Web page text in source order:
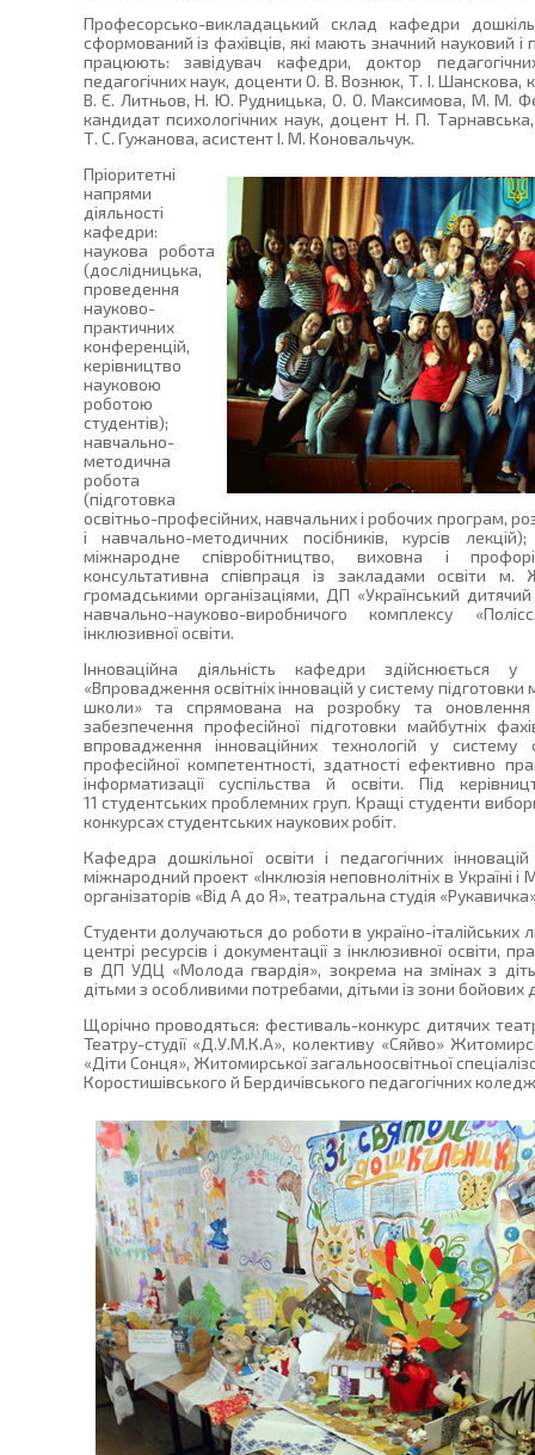
Професорсько-викладацький склад кафедри
сформований із фахівців, які мають значний науковий
працюють: завідувач кафедри, доктор
педагогічних наук, доценти О. В. Вознюк, Т. І. Шанскова,
В. Є. Литньов, Н. Ю. Рудницька, О. О. Максимова, М. М.
кандидат психологічних наук, доцент Н. П.
Т. С. Гужанова, асистент І. М. Коновальчук.
Пріоритетні
напрями
діяльності
кафедри:
наукова робота
(дослідницька,
проведення
науково-
практичних
конференцій,
керівництво
науковою
роботою
студентів);
навчально-
методична
робота
(підготовка
освітньо-професійних, навчальних і робочих програм,
і навчально-методичних посібників, курсів лекцій);
міжнародне співробітництво, виховна і
консультативна співпраця із закладами освіти
громадськими організаціями, ДП «Український
навчально-науково-виробничого комплексу
інклюзивної освіти.
Інноваційна діяльність кафедри здійснюється
«Впровадження освітніх інновацій у систему
школи» та спрямована на розробку та оновлення
забезпечення професійної підготовки майбутніх
впровадження інноваційних технологій у
професійної компетентності, здатності ефективно
інформатизації суспільства й освіти. Під
11 студентських проблемних груп. Кращі студенти
конкурсах студентських наукових робіт.
Кафедра дошкільної освіти і педагогічних
міжнародний проект «Інклюзія неповнолітніх в Україні
організаторів «Від А до Я», театральна студія
Студенти долучаються до роботи в україно-
центрі ресурсів і документації з інклюзивної освіти,
в ДП УДЦ «Молода гвардія», зокрема на змінах з
дітьми з особливими потребами, дітьми із зони бойових
Щорічно проводяться: фестиваль-конкурс дитячих
Театру-студії «Д.У.М.К.А», колективу «Сяйво»
«Діти Сонця», Житомирської загальноосвітньої
Коростишівського й Бердичівського педагогічних